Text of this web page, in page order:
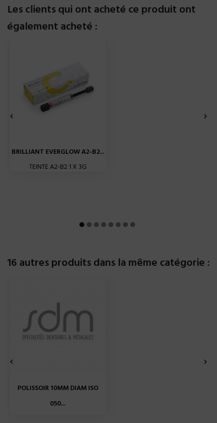
Les clients qui ont acheté ce produit ont
également acheté :
BRILLIANT EVERGLOW A2-B2...
TEINTE A2-B2 1 X 3G
 
16 autres produits dans la même catégorie :
POLISSOIR 10MM DIAM ISO
050...
 